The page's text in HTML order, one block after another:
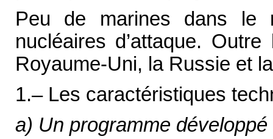
Peu de marines dans le
nucléaires d’attaque.
Royaume-Uni, la Russie et
1.– Les caractéristiques
a) Un programme